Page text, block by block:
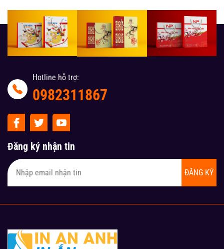
Hotline hỗ trợ:
0982311867
Đăng ký nhận tin
ĐĂNG KÝ